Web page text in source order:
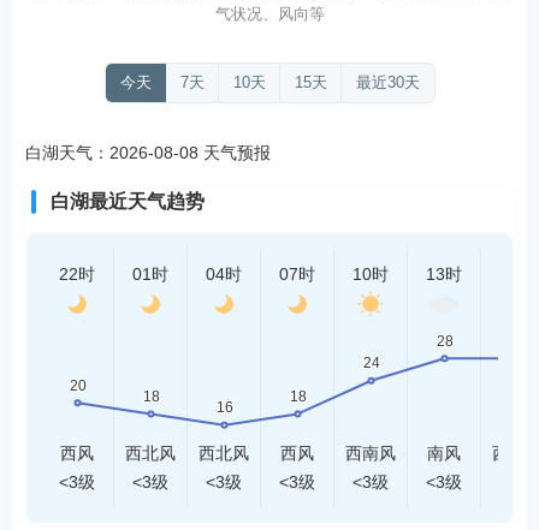
气状况、风向等
今天 7天 10天 15天 最近30天
白湖天气：2026-08-08 天气预报
白湖最近天气趋势
22时
西风
<3级
01时
西北风
<3级
04时
西北风
<3级
07时
西风
<3级
10时
西南风
<3级
13时
南风
<3级
西南